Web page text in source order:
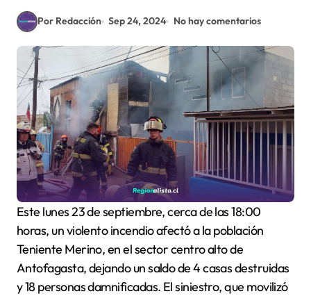
Por Redacción Sep 24, 2024 No hay comentarios
Este lunes 23 de septiembre, cerca de las 18:00
horas, un violento incendio afectó a la población
Teniente Merino, en el sector centro alto de
Antofagasta, dejando un saldo de 4 casas destruidas
y 18 personas damnificadas. El siniestro, que movilizó